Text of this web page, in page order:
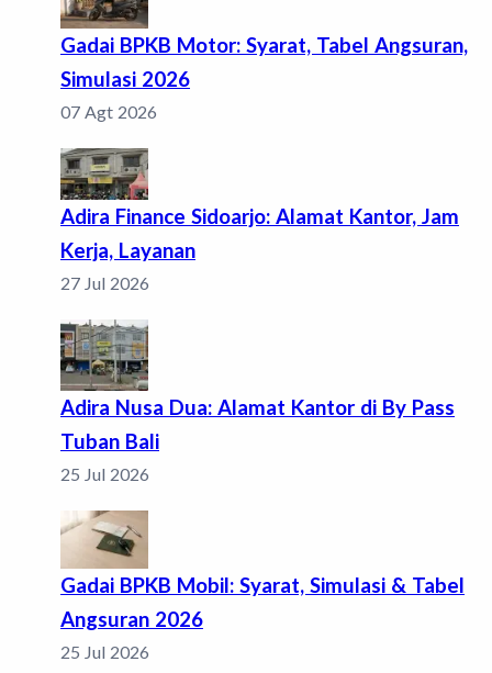
Gadai BPKB Motor: Syarat, Tabel Angsuran,
Simulasi 2026
07 Agt 2026
Adira Finance Sidoarjo: Alamat Kantor, Jam
Kerja, Layanan
27 Jul 2026
Adira Nusa Dua: Alamat Kantor di By Pass
Tuban Bali
25 Jul 2026
Gadai BPKB Mobil: Syarat, Simulasi & Tabel
Angsuran 2026
25 Jul 2026